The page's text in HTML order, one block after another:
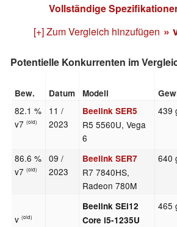
Vollständige
[+] Zum Vergleich hinzufügen »
Potentielle Konkurrenten im
Bew. Datum Modell
82.1 %
v7(old)
11 /
2023
Beelink SER5
R5 5560U, Vega
6
439
86.6 %
v7(old)
09 /
2023
Beelink SER7
R7 7840HS,
Radeon 780M
640
v(old)
Beelink SEi12
Core i5-1235U
465